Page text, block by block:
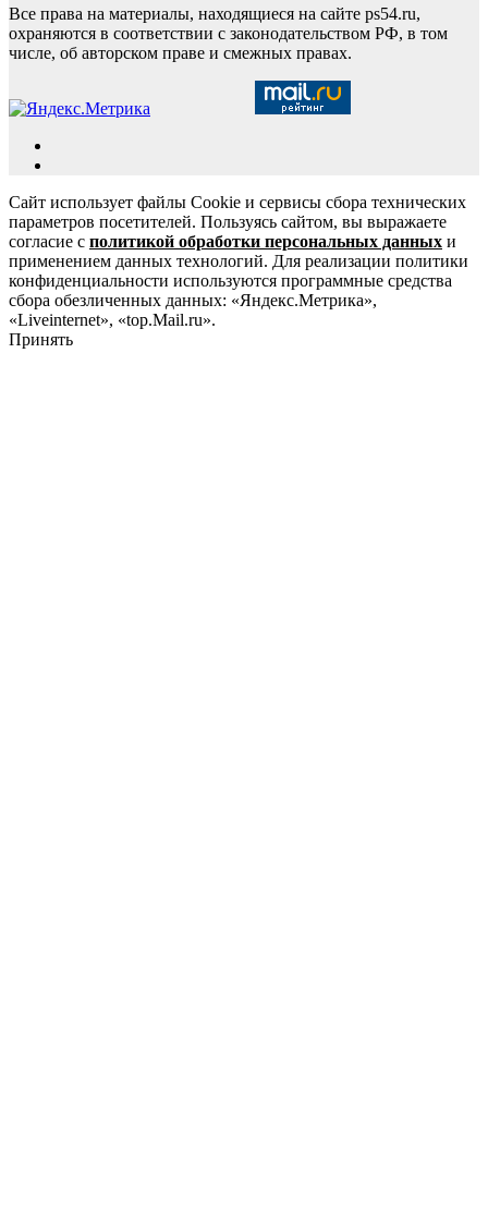
Все права на материалы, находящиеся на сайте ps54.ru,
охраняются в соответствии с законодательством РФ, в том
числе, об авторском праве и смежных правах.
Сайт использует файлы Cookie и сервисы сбора технических
параметров посетителей. Пользуясь сайтом, вы выражаете
согласие с политикой обработки персональных данных и
применением данных технологий. Для реализации политики
конфиденциальности используются программные средства
сбора обезличенных данных: «Яндекс.Метрика»,
«Liveinternet», «top.Mail.ru».
Принять